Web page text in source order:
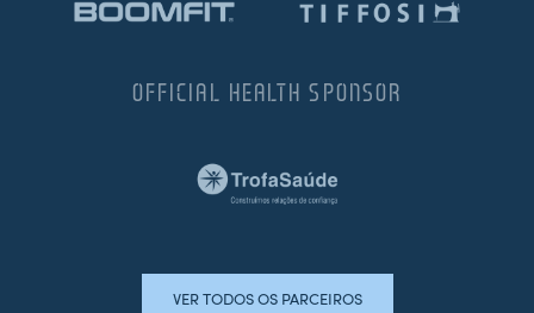
OFFICIAL HEALTH SPONSOR
VER TODOS OS PARCEIROS